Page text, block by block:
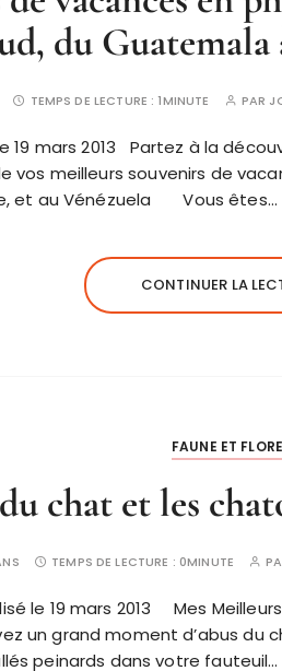
du
TEMPS DE LECTURE :1MINUTE PAR
19 mars 2013 Partez à la
vos meilleurs souvenirs de
et au Vénézuela Vous êtes…
CONTINUER LA
FAUNE ET FLORE
chat et les
TEMPS DE LECTURE : 0MINUTE
le 19 mars 2013 Mes
un grand moment d’abus du
peinards dans votre fauteuil…